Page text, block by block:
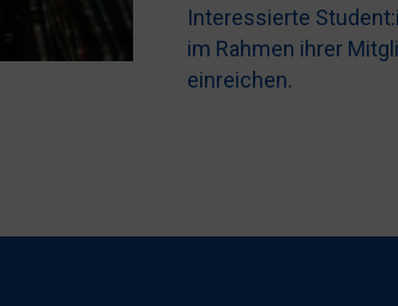
Interessierte
im Rahmen ihrer
einreichen.